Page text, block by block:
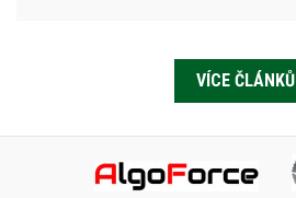
VÍCE ČLÁNKŮ